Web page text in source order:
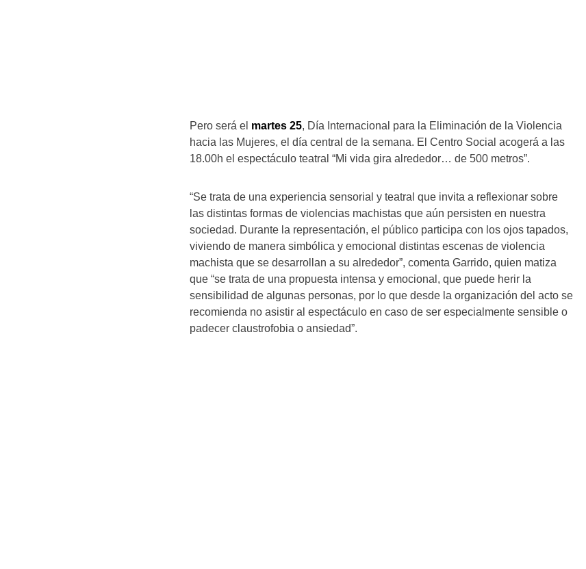
Pero será el martes 25, Día Internacional para la Eliminación de la Violencia
hacia las Mujeres, el día central de la semana. El Centro Social acogerá a las
18.00h el espectáculo teatral “Mi vida gira alrededor… de 500 metros”.
“Se trata de una experiencia sensorial y teatral que invita a reflexionar sobre
las distintas formas de violencias machistas que aún persisten en nuestra
sociedad. Durante la representación, el público participa con los ojos tapados,
viviendo de manera simbólica y emocional distintas escenas de violencia
machista que se desarrollan a su alrededor”, comenta Garrido, quien matiza
que “se trata de una propuesta intensa y emocional, que puede herir la
sensibilidad de algunas personas, por lo que desde la organización del acto se
recomienda no asistir al espectáculo en caso de ser especialmente sensible o
padecer claustrofobia o ansiedad”.